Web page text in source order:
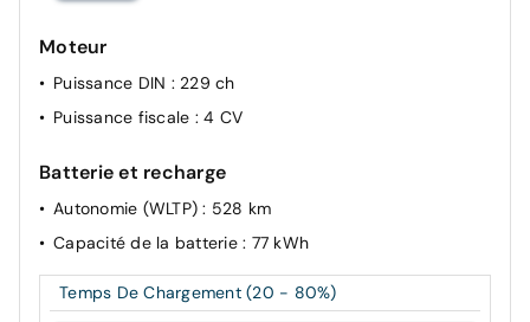
Moteur
Puissance DIN : 229 ch
Puissance fiscale : 4 CV
Batterie et recharge
Autonomie (WLTP): 528 km
Capacité de la batterie : 77 kWh
Temps De Chargement (20 - 80%)